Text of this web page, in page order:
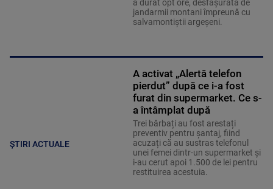
a durat opt ore, desfășurată de
jandarmii montani împreună cu
salvamontiștii argeșeni.
ȘTIRI ACTUALE
A activat „Alertă telefon
pierdut” după ce i-a fost
furat din supermarket. Ce s-
a întâmplat după
Trei bărbați au fost arestați
preventiv pentru șantaj, fiind
acuzați că au sustras telefonul
unei femei dintr-un supermarket și
i-au cerut apoi 1.500 de lei pentru
restituirea acestuia.